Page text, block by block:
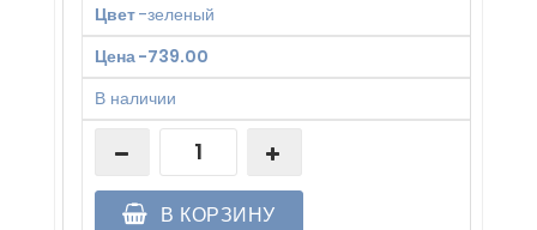
Цвет-зеленый
Цена-739.00
В наличии
В КОРЗИНУ